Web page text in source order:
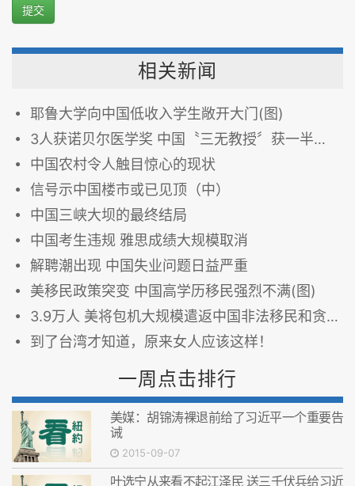
提交
相关新闻
耶鲁大学向中国低收入学生敞开大门(图)
3人获诺贝尔医学奖 中国〝三无教授〞获一半奖金
中国农村令人触目惊心的现状
信号示中国楼市或已见顶（中）
中国三峡大坝的最终结局
中国考生违规 雅思成绩大规模取消
解聘潮出现 中国失业问题日益严重
美移民政策突变 中国高学历移民强烈不满(图)
3.9万人 美将包机大规模遣返中国非法移民和贪官
到了台湾才知道，原来女人应该这样！
一周点击排行
美媒：胡锦涛裸退前给了习近平一个重要告
诫
2015-09-07
叶选宁从来看不起江泽民 送三千伏兵给习近